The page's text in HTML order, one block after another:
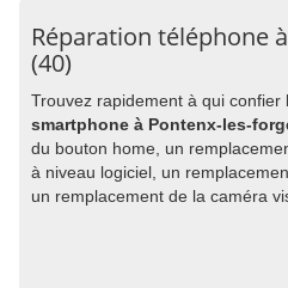
Réparation téléphone
(40)
Trouvez rapidement à qui confier
smartphone à Pontenx-les-
du bouton home, un
à niveau logiciel, un
un remplacement de la caméra